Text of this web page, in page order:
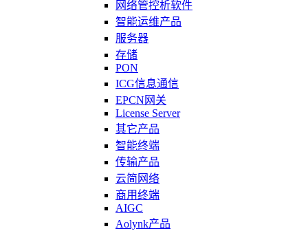
网络管控析软件
智能运维产品
服务器
存储
PON
ICG信息通信
EPCN网关
License Server
其它产品
智能终端
传输产品
云简网络
商用终端
AIGC
Aolynk产品